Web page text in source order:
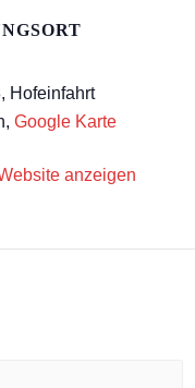
Hofeinfahrt
, Google Karte
anzeigen